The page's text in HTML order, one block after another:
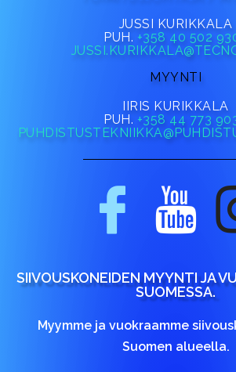
JUSSI KURIKKALA
PUH. +358 40 502
MYYNTI
IIRIS KURIKKALA
PUH. +358 44 773
SIIVOUSKONEIDEN MYYNTI JA
SUOMESSA.
Myymme ja vuokraamme
Suomen alueella.